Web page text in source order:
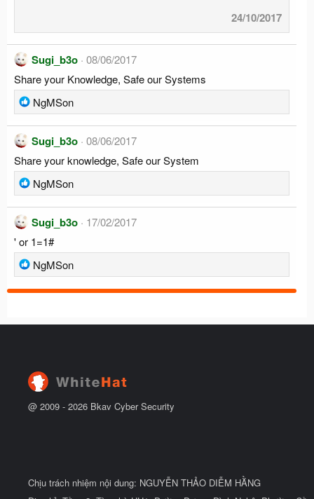
24/10/2017
Sugi_b3o 08/06/2017
Share your Knowledge, Safe our Systems
R
e
a
c
t
i
o
n
s
NgMSon
Sugi_b3o 08/06/2017
Share your knowledge, Safe our System
R
e
a
c
t
i
o
n
NgMSon
Sugi_b3o
17/02/2017
' or 1=1#
R
e
a
t
s
NgMSon
@ 2009 - 2026 Bkav Cyber Security
Chịu trách nhiệm nội dung: NGUYỄN THẢO DIỄM HẰNG